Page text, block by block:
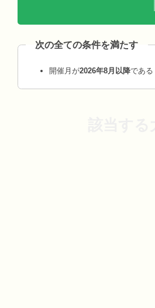
次の全ての条件を満たす
開催月が2026年8月以降である